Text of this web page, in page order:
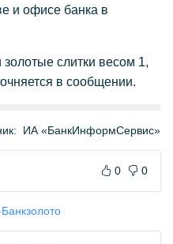
и офисе банка в
слитки весом 1,
в сообщении.
ИА «БанкИнформСервис»
0 0
золото